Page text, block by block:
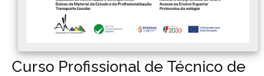
Curso Profissional de Técnico de